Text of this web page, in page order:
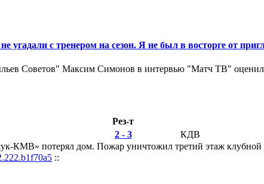
с тренером на сезон. Я не был в восторге от
Советов" Максим Симонов в интервью "Матч ТВ" оценил
КМВ» потерял дом. Пожар уничтожил третий этаж клубной
Рез-т
2 - 3 КДВ
::